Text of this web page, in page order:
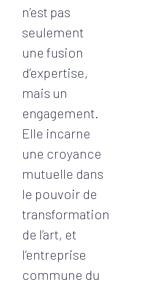
n’est pas
seulement
une fusion
d’expertise,
mais un
engagement.
Elle incarne
une croyance
mutuelle dans
le pouvoir de
transformation
de l’art, et
l’entreprise
commune du